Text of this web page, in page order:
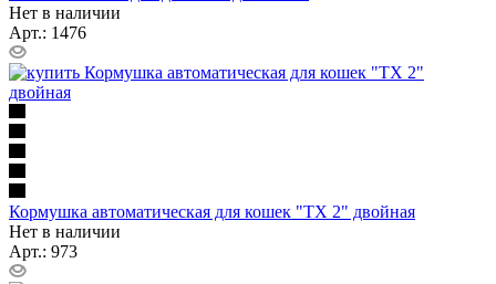
Нет в наличии
Арт.: 1476
Кормушка автоматическая для кошек "TX 2" двойная
Нет в наличии
Арт.: 973